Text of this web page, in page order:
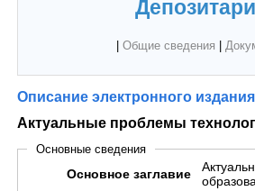
Общие сведения
Описание электронного издания
Актуальные проблемы
Основные сведения
Основное заглавие